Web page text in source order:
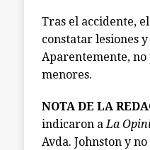
Tras el accidente,
constatar lesiones
Aparentemente, no
menores.
NOTA DE LA
indicaron aLa
Avda. Johnston y